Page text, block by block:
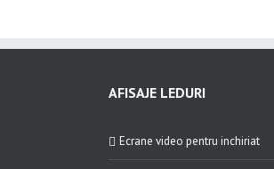
AFISAJE LEDURI
Ecrane video pentru inchiriat